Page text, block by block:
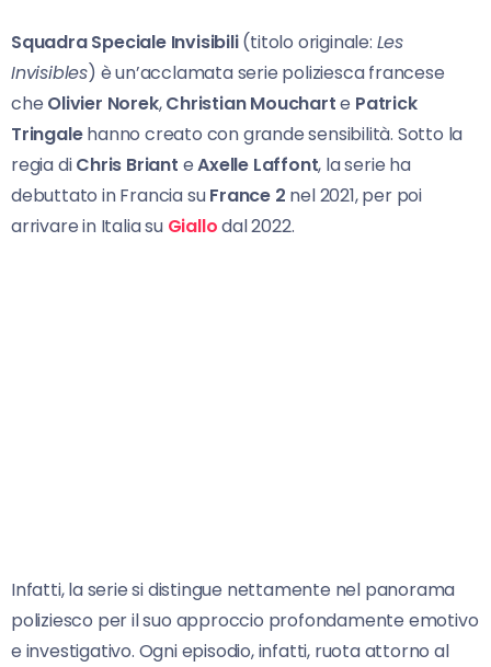
Squadra Speciale Invisibili(titolo originale: Les
Invisibles) è un’acclamata serie poliziesca francese
che Olivier Norek,Christian Moucharte Patrick
Tringalehanno creato con grande sensibilità. Sotto la
regia diChris Briant eAxelle Laffont, la serie ha
debuttato in Francia suFrance 2 nel 2021, per poi
arrivare in Italia su Giallodal 2022.
Infatti, la serie si distingue nettamente nel panorama
poliziesco per il suo approccio profondamente emotivo
e investigativo. Ogni episodio, infatti, ruota attorno al